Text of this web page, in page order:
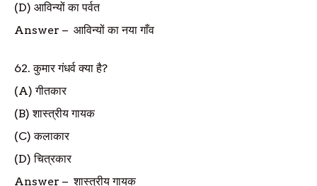
(D) आविन्यों का पर्वत
Answer – आविन्यों का नया गाँव
62.कुमार गंधर्व क्या है?
(A)गीतकार
(B)शास्त्रीय गायक
(C)कलाकार
(D)चित्रकार
Answer –शास्त्रीय गायक